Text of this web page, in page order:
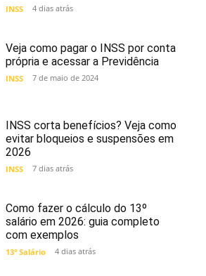
INSS 4 dias atrás
Veja como pagar o INSS por conta
própria e acessar a Previdência
INSS 7 de maio de 2024
INSS corta benefícios? Veja como
evitar bloqueios e suspensões em
2026
INSS 7 dias atrás
Como fazer o cálculo do 13º
salário em 2026: guia completo
com exemplos
13º Salário 4 dias atrás